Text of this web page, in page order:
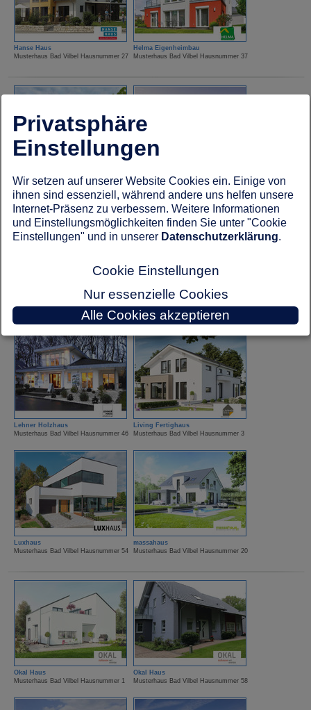
Hanse Haus
Musterhaus Bad Vilbel Hausnummer 27
Helma Eigenheimbau
Musterhaus Bad Vilbel Hausnummer 37
HUF Haus
Musterhaus Bad Vilbel Hausnummer 18
Kampa Haus
Musterhaus Bad Vilbel Hausnummer 19
Lechner Massivhaus
Lehner Holzhaus
Musterhaus Bad Vilbel Hausnummer 46
Living Fertighaus
Musterhaus Bad Vilbel Hausnummer 3
Luxhaus
Musterhaus Bad Vilbel Hausnummer 54
massahaus
Musterhaus Bad Vilbel Hausnummer 20
Okal Haus
Musterhaus Bad Vilbel Hausnummer 1
Okal Haus
Musterhaus Bad Vilbel Hausnummer 58
Privatsphäre
Einstellungen
Wir setzen auf unserer Website Cookies ein. Einige von
ihnen sind essenziell, während andere uns helfen unsere
Internet-Präsenz zu verbessern. Weitere Informationen
und Einstellungsmöglichkeiten finden Sie unter "Cookie
Einstellungen" und in unserer Datenschutzerklärung.
Cookie Einstellungen
Nur essenzielle Cookies
Alle Cookies akzeptieren